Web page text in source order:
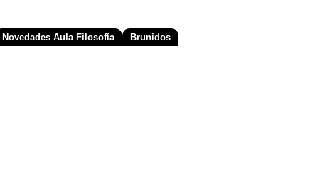
Novedades Aula Filosofía Brunidos